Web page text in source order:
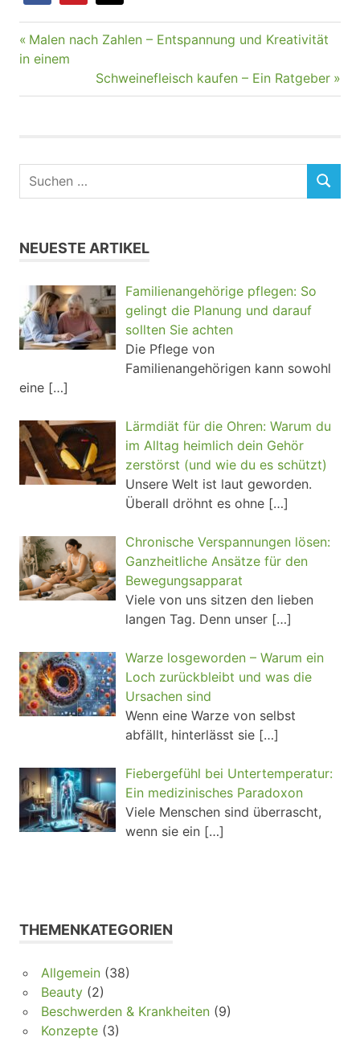
Beitragsnavigation
Vorheriger
Beitrag:
Malen nach Zahlen – Entspannung und Kreativität
in einem
Nächster
Beitrag:
Schweinefleisch kaufen – Ein Ratgeber
NEUESTE ARTIKEL
Familienangehörige pflegen: So
gelingt die Planung und darauf
sollten Sie achten
Die Pflege von
Familienangehörigen kann sowohl
eine […]
Lärmdiät für die Ohren: Warum du
im Alltag heimlich dein Gehör
zerstörst (und wie du es schützt)
Unsere Welt ist laut geworden.
Überall dröhnt es ohne […]
Chronische Verspannungen lösen:
Ganzheitliche Ansätze für den
Bewegungsapparat
Viele von uns sitzen den lieben
langen Tag. Denn unser […]
Warze losgeworden – Warum ein
Loch zurückbleibt und was die
Ursachen sind
Wenn eine Warze von selbst
abfällt, hinterlässt sie […]
Fiebergefühl bei Untertemperatur:
Ein medizinisches Paradoxon
Viele Menschen sind überrascht,
wenn sie ein […]
THEMENKATEGORIEN
Allgemein(38)
Beauty(2)
Beschwerden & Krankheiten(9)
Konzepte(3)